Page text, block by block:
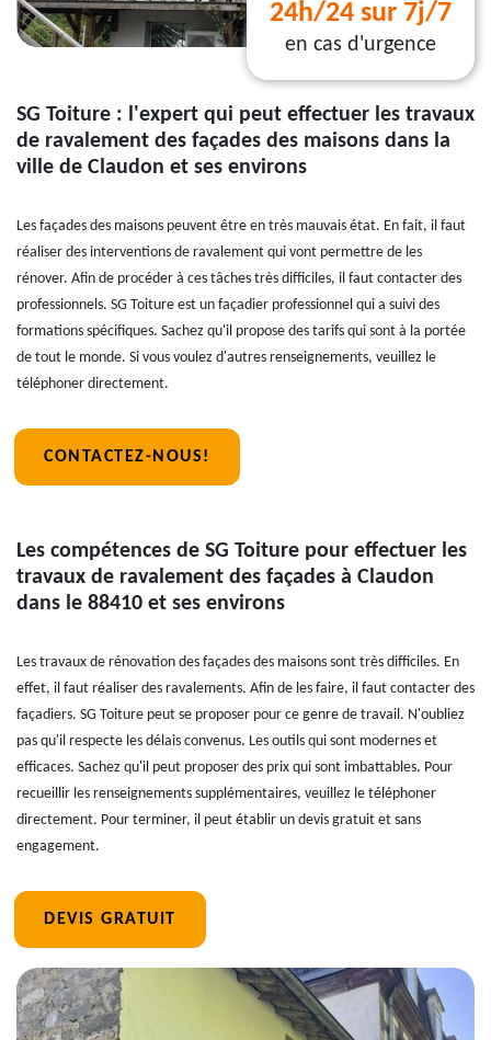
24h/24 sur 7j/7
en cas d'urgence
SG Toiture : l'expert qui peut effectuer les travaux
de ravalement des façades des maisons dans la
ville de Claudon et ses environs
Les façades des maisons peuvent être en très mauvais état. En fait, il faut
réaliser des interventions de ravalement qui vont permettre de les
rénover. Afin de procéder à ces tâches très difficiles, il faut contacter des
professionnels. SG Toiture est un façadier professionnel qui a suivi des
formations spécifiques. Sachez qu'il propose des tarifs qui sont à la portée
de tout le monde. Si vous voulez d'autres renseignements, veuillez le
téléphoner directement.
CONTACTEZ-NOUS!
Les compétences de SG Toiture pour effectuer les
travaux de ravalement des façades à Claudon
dans le 88410 et ses environs
Les travaux de rénovation des façades des maisons sont très difficiles. En
effet, il faut réaliser des ravalements. Afin de les faire, il faut contacter des
façadiers. SG Toiture peut se proposer pour ce genre de travail. N'oubliez
pas qu'il respecte les délais convenus. Les outils qui sont modernes et
efficaces. Sachez qu'il peut proposer des prix qui sont imbattables. Pour
recueillir les renseignements supplémentaires, veuillez le téléphoner
directement. Pour terminer, il peut établir un devis gratuit et sans
engagement.
DEVIS GRATUIT